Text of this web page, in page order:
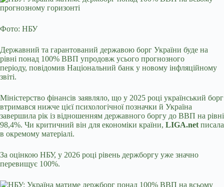
Фото: НБУ
Державний та гарантований державою борг України буде на
рівні понад 100% ВВП упродовж усього прогнозного
періоду, повідомив Національний банк у новому інфляційному
звіті.
Міністерство фінансів заявляло, що у 2025 році український борг
втримався нижче цієї психологічної позначки й Україна
завершила рік із відношенням державного боргу до ВВП на рівні
98,4%. Чи критичний він для економіки країни, LIGA.net писала
в окремому матеріалі.
За оцінкою НБУ, у 2026 році рівень держборгу уже значно
перевищує 100%.